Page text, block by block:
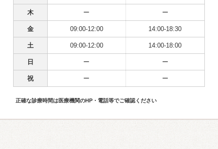
木 ー ー
金 09:00-12:00 14:00-18:30
土 09:00-12:00 14:00-18:00
日 ー ー
祝 ー ー
正確な診療時間は医療機関のHP・電話等でご確認ください